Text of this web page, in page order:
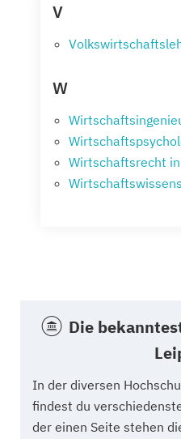
V
W
Wirtschaftsrecht
Die
In der diversen
findest du
der einen Seite stehen